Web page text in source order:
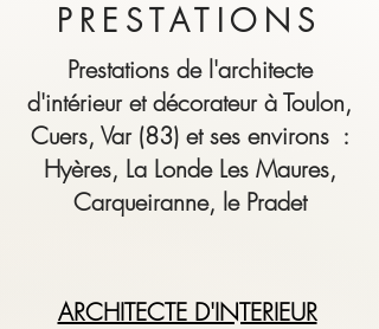
PRESTATIONS
Prestations de l'architecte
d'intérieur et décorateur à Toulon,
Cuers, Var (83) et ses environs :
Hyères, La Londe Les Maures,
Carqueiranne, le Pradet
ARCHITECTE D'INTERIEUR